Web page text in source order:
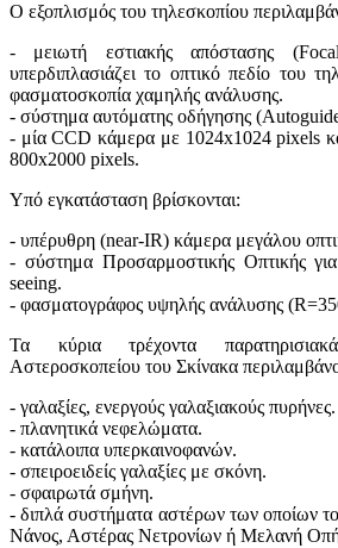
Ο εξοπλισμός του τηλεσκοπίου
- μειωτή εστιακής απόστασης
υπερδιπλασιάζει το οπτικό πεδίο του
φασματοσκοπία χαμηλής ανάλυσης.
- σύστημα αυτόματης οδήγησης
- μία CCD κάμερα με 1024x1024 pixels
800x2000 pixels.
Υπό εγκατάσταση βρίσκονται:
- υπέρυθρη (near-IR) κάμερα μεγάλου
- σύστημα Προσαρμοστικής Οπτικής
seeing.
- φασματογράφος υψηλής ανάλυσης
Τα κύρια τρέχοντα
Αστεροσκοπείου του Σκίνακα
- γαλαξίες, ενεργούς γαλαξιακούς πυρήνες.
- πλανητικά νεφελώματα.
- κατάλοιπα υπερκαινοφανών.
- σπειροειδείς γαλαξίες με σκόνη.
- σφαιρωτά σμήνη.
- διπλά συστήματα αστέρων των οποίων
Νάνος, Αστέρας Νετρονίων ή Μελανή